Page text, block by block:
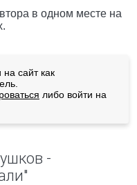
в одном месте на
сайт как
либо войти на
-